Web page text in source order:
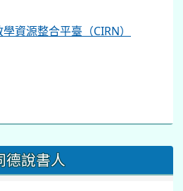
資源整合平臺（CIRN）
德說書人